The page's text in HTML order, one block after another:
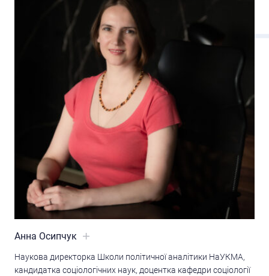
Анна Осипчук
Наукова директорка Школи політичної аналітики НаУКМА,
кандидатка соціологічних наук, доцентка кафедри соціології